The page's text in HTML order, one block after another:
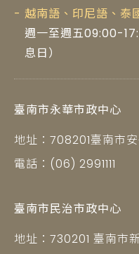
越南語、印尼語、泰
週一至週五09:00-
息日）
臺南市永華市政中心
地址：708201臺南市
電話：(06) 2991111
臺南市民治市政中心
地址：730201 臺南市